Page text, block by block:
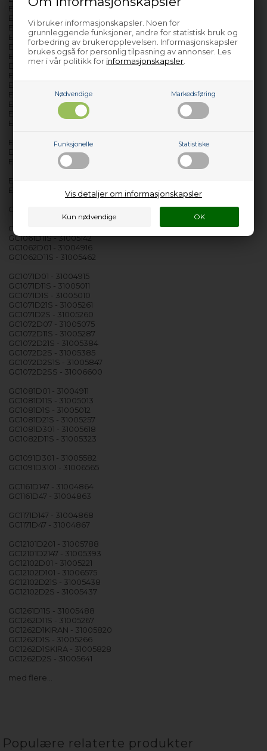
Vi bruker informasjonskapsler. Noen for
grunnleggende funksjoner, andre for statistisk bruk og
forbedring av brukeropplevelsen. Informasjonskapsler
brukes også for personlig tilpasning av annonser. Les
mer i vår politikk for informasjonskapsler
Nødvendige Markedsføring
Funksjonelle Statistiske
Vis detaljer om informasjonskapsler
EVOW41074D80 - 31005187
EVOW41074LS - 31005383
EVOW4653DS - 31004322
EVOW4753D47 - 31005192
EVOW4753D80 - 31005356
EVOW4753DS47 - 31005647
EVOW4853D47 - 31005208
EVOW4853D80 - 31005186
EVOW4853DS - 31004324
EVOW4863D47 - 31005648
EVOW4963D01 - 31004722
EVOW4963DS - 31004323
EVOW4964LS - 31004721
EVOW6543D84 - 31005406
EVOW6853D80 - 31004215
EVOW6853DB80 - 31005716
EVOW8543D84 - 31005405
EVOW885DW47 - 31005209
GC0861D11S - 31005017
GC1061D01 - 31004917
GC1061D11S - 31005142
GC1062D01 - 31004916
GC1062D11S - 31005462
GC1071D01 - 31004915
GC1071D11S - 31005011
GC1071D1S - 31005010
GC1071D21S - 31005261
GC1071D2S - 31005260
GC1072D07 - 31005075
GC1072D11S - 31005287
GC1072D21S - 31005384
GC1072D2S - 31005385
GC1072D2S1S - 31005847
GC1072D2SS - 31006600
GC1081D01 - 31004911
GC1081D11S - 31005013
GC1081D1S - 31005012
GC1081D21S - 31005257
GC1081D301 - 31005618
GC1082D11S - 31005323
GC1091D301 - 31005582
GC1091D3101 - 31006565
GC1161D147 - 31004864
GC1161D47 - 31004863
GC1171D147 - 31004868
GC1171D47 - 31004867
GC12101D201 - 31005788
GC12101D2147 - 31005393
GC12102D01 - 31005221
GC12102D101 - 31006575
GC12102D21S - 31005438
GC12102D2S - 31005437
GC1261D11S - 31005488
GC1262D11S - 31005267
GC1262D1KIRAN - 31005820
GC1262D1S - 31005266
GC1262D1SKIRA - 31005828
GC1262D2S - 31005641
med flere…
Populære relaterte produkter